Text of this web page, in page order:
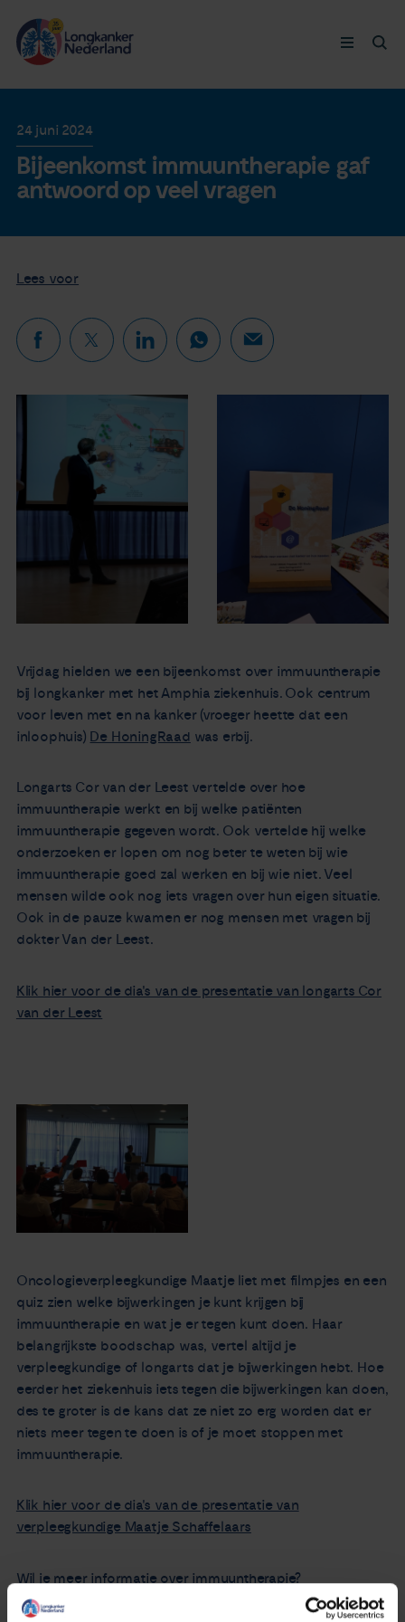
Agenda
Longkanker
Leven met
Thymuskankers
Steun ons
24 juni 2024
Bijeenkomst immuuntherapie gaf
antwoord op veel vragen
Lees voor
Vrijdag hielden we een bijeenkomst over immuuntherapie
bij longkanker met het Amphia ziekenhuis. Ook centrum
voor leven met en na kanker (vroeger heette dat een
inloophuis) De HoningRaad was erbij.
Longarts Cor van der Leest vertelde over hoe
immuuntherapie werkt en bij welke patiënten
immuuntherapie gegeven wordt. Ook vertelde hij welke
onderzoeken er lopen om nog beter te weten bij wie
immuuntherapie goed zal werken en bij wie niet. Veel
mensen wilde ook nog iets vragen over hun eigen situatie.
Ook in de pauze kwamen er nog mensen met vragen bij
dokter Van der Leest.
Klik hier voor de dia's van de presentatie van longarts Cor
van der Leest
Oncologieverpleegkundige Maatje liet met filmpjes en een
quiz zien welke bijwerkingen je kunt krijgen bij
immuuntherapie en wat je er tegen kunt doen. Haar
belangrijkste boodschap was, vertel altijd je
verpleegkundige of longarts dat je bijwerkingen hebt. Hoe
eerder het ziekenhuis iets tegen die bijwerkingen kan doen,
des te groter is de kans dat ze niet zo erg worden dat er
niets meer tegen te doen is of je moet stoppen met
immuuntherapie.
Klik hier voor de dia's van de presentatie van
verpleegkundige Maatje Schaffelaars
Wil je meer informatie over immuuntherapie?